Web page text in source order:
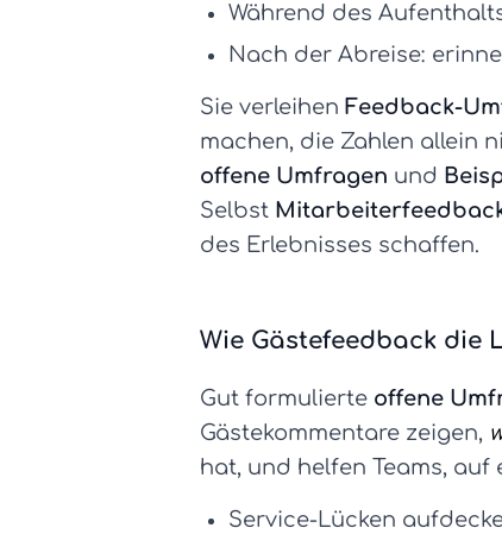
Während des
Nach der Abreise:
Sie verleihen Feedback-
machen, die Zahlen allein
offene Umfragen und
Selbst
des Erlebnisses schaffen.
Wie Gästefeedback die
Gut formulierte offene
Gästekommentare zeigen,
hat, und helfen Teams,
Service-Lücken